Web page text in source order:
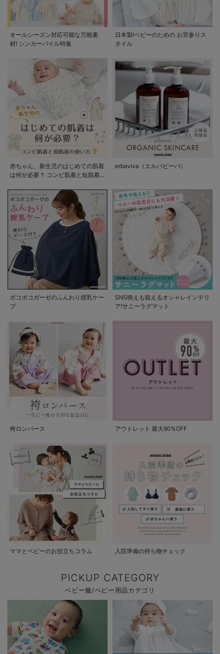
オールシーズン対応可能な万能素
材! シンカーパイル特集
日本製!ベビーのための お宮参りス
タイル
赤ちゃん、新生児のはじめての肌着
は何が必要？ コンビ肌着と短肌着
erbaviva（エルバビーバ）
ポコポコガーゼのふんわり授乳ケー
プ
SNS映えも狙えるオシャレインテリ
ア!サニーラグマット
袴ロンパース アウトレット 最大90%OFF
ママとベビーのお役立ちコラム 入院準備の持ち物チェック
PICKUP CATEGORY
ベビー服/ベビー用品カテゴリ